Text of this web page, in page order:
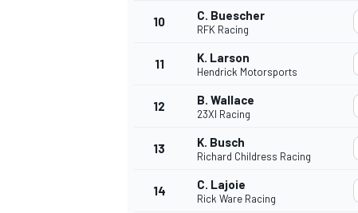
10 C. Buescher
RFK Racing
11 K. Larson
Hendrick Motorsports
12 B. Wallace
23XI Racing
13 K. Busch
Richard Childress Racing
14 C. Lajoie
Rick Ware Racing